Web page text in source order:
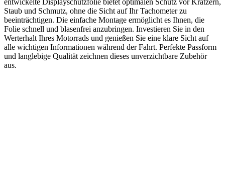
Staub und Schmutz, ohne die Sicht auf Ihr Tachometer zu
beeinträchtigen. Die einfache Montage ermöglicht es Ihnen, die
Folie schnell und blasenfrei anzubringen. Investieren Sie in den
Werterhalt Ihres Motorrads und genießen Sie eine klare Sicht auf
alle wichtigen Informationen während der Fahrt. Perfekte Passform
und langlebige Qualität zeichnen dieses unverzichtbare Zubehör
aus.